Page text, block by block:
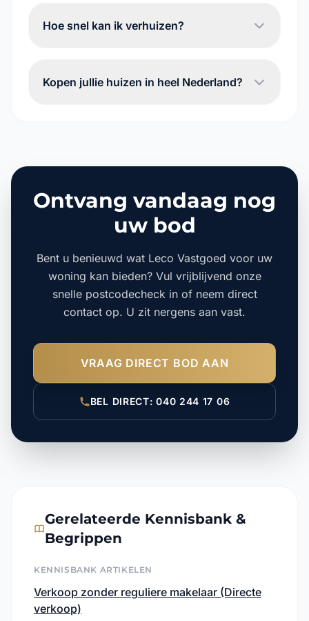
Hoe snel kan ik verhuizen?
Kopen jullie huizen in heel Nederland?
Ontvang vandaag nog
uw bod
Bent u benieuwd wat Leco Vastgoed voor uw
woning kan bieden? Vul vrijblijvend onze
snelle postcodecheck in of neem direct
contact op. U zit nergens aan vast.
VRAAG DIRECT BOD AAN
BEL DIRECT: 040 244 17 06
Gerelateerde Kennisbank &
Begrippen
KENNISBANK ARTIKELEN
Verkoop zonder reguliere makelaar (Directe
verkoop)